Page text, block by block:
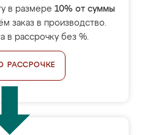
в размере 10% от суммы
заказ в производство.
в рассрочку без %.
РАССРОЧКЕ